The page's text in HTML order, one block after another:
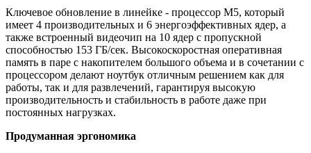
Ключевое обновление в линейке - процессор M5, который
имеет 4 производительных и 6 энергоэффективных ядер, а
также встроенный видеочип на 10 ядер с пропускной
способностью 153 ГБ/сек. Высокоскоростная оперативная
память в паре с накопителем большого объема и в сочетании с
процессором делают ноутбук отличным решением как для
работы, так и для развлечений, гарантируя высокую
производительность и стабильность в работе даже при
постоянных нагрузках.
Продуманная эргономика